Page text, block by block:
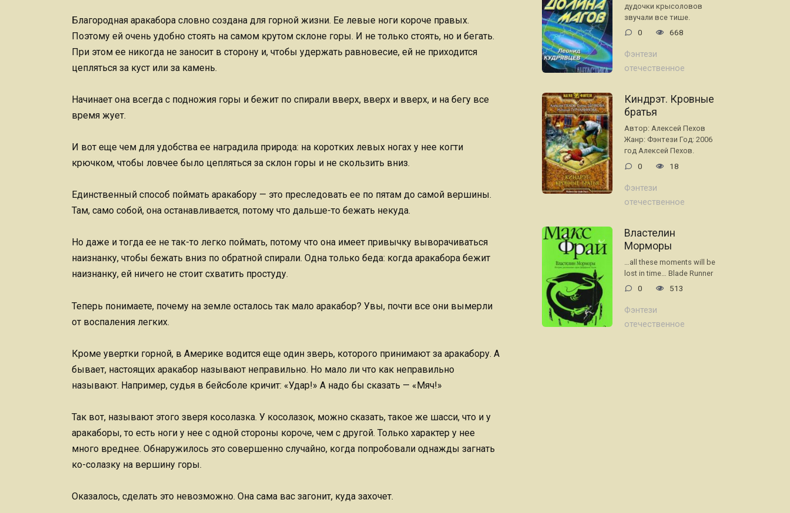
Благородная аракабора словно создана для горной жизни. Ее левые ноги короче правых.
Поэтому ей очень удобно стоять на самом крутом склоне горы. И не только стоять, но и бегать.
При этом ее никогда не заносит в сторону и, чтобы удержать равновесие, ей не приходится
цепляться за куст или за камень.
Начинает она всегда с подножия горы и бежит по спирали вверх, вверх и вверх, и на бегу все
время жует.
И вот еще чем для удобства ее наградила природа: на коротких левых ногах у нее когти
крючком, чтобы ловчее было цепляться за склон горы и не скользить вниз.
Единственный способ поймать аракабору — это преследовать ее по пятам до самой вершины.
Там, само собой, она останавливается, потому что дальше-то бежать некуда.
Но даже и тогда ее не так-то легко поймать, потому что она имеет привычку выворачиваться
наизнанку, чтобы бежать вниз по обратной спирали. Одна только беда: когда аракабора бежит
наизнанку, ей ничего не стоит схватить простуду.
Теперь понимаете, почему на земле осталось так мало аракабор? Увы, почти все они вымерли
от воспаления легких.
Кроме увертки горной, в Америке водится еще один зверь, которого принимают за аракабору. А
бывает, настоящих аракабор называют неправильно. Но мало ли что как неправильно
называют. Например, судья в бейсболе кричит: «Удар!» А надо бы сказать — «Мяч!»
Так вот, называют этого зверя косолазка. У косолазок, можно сказать, такое же шасси, что и у
аракаборы, то есть ноги у нее с одной стороны короче, чем с другой. Только характер у нее
много вреднее. Обнаружилось это совершенно случайно, когда попробовали однажды загнать
ко-солазку на вершину горы.
Оказалось, сделать это невозможно. Она сама вас загонит, куда захочет.
дудочки крысоловов
звучали все тише.
0 668
Фэнтези
отечественное
Киндрэт. Кровные
братья
Автор: Алексей Пехов
Жанр: Фэнтези Год: 2006
год Алексей Пехов.
0 18
Фэнтези
отечественное
Властелин
Морморы
…all these moments will be
lost in time… Blade Runner
0 513
Фэнтези
отечественное